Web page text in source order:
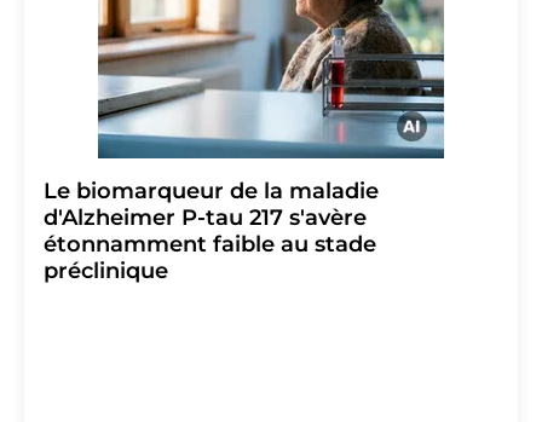
Le biomarqueur de la maladie
d'Alzheimer P-tau 217 s'avère
étonnamment faible au stade
préclinique